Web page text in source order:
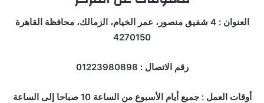
العنوان : 4 شفيق منصور، عمر الخيام، الزمالك، محافظة القاهرة
4270150
رقم الاتصال : 01223980898
أوقات العمل : جميع أيام الأسبوع من الساعة 10 صباحا إلى الساعة